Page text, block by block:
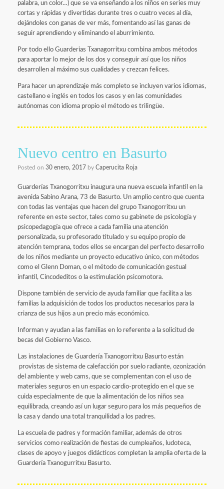
palabra, un color…) que se va enseñando a los niños en series muy
cortas y rápidas y divertidas durante tres o cuatro veces al día,
dejándoles con ganas de ver más, fomentando así las ganas de
seguir aprendiendo y eliminando el aburrimiento.
Por todo ello Guarderias Txanagorritxu combina ambos métodos
para aportar lo mejor de los dos y conseguir así que los niños
desarrollen al máximo sus cualidades y crezcan felices.
Para hacer un aprendizaje más completo se incluyen varios idiomas,
castellano e inglés en todos los casos y en las comunidades
autónomas con idioma propio el método es trilingüe.
Nuevo centro en Basurto
Posted on 30 enero, 2017 by Caperucita Roja
Guarderías Txanogorritxu inaugura una nueva escuela infantil en la
avenida Sabino Arana, 73 de Basurto. Un amplio centro que cuenta
con todas las ventajas que hacen del grupo Txanogorritxu un
referente en este sector, tales como su gabinete de psicología y
psicopedagogía que ofrece a cada familia una atención
personalizada, su profesorado titulado y su equipo propio de
atención temprana, todos ellos se encargan del perfecto desarrollo
de los niños mediante un proyecto educativo único, con métodos
como el Glenn Doman, o el método de comunicación gestual
infantil, Cincodeditos o la estimulación psicomotora.
Dispone también de servicio de ayuda familiar que facilita a las
familias la adquisición de todos los productos necesarios para la
crianza de sus hijos a un precio más económico.
Informan y ayudan a las familias en lo referente a la solicitud de
becas del Gobierno Vasco.
Las instalaciones de Guardería Txanogorritxu Basurto están
provistas de sistema de calefacción por suelo radiante, ozonización
del ambiente y web cams, que se complementan con el uso de
materiales seguros en un espacio cardio-protegido en el que se
cuida especialmente de que la alimentación de los niños sea
equilibrada, creando así un lugar seguro para los más pequeños de
la casa y dando una total tranquilidad a los padres.
La escuela de padres y formación familiar, además de otros
servicios como realización de fiestas de cumpleaños, ludoteca,
clases de apoyo y juegos didácticos completan la amplia oferta de la
Guardería Txanogurritxu Basurto.